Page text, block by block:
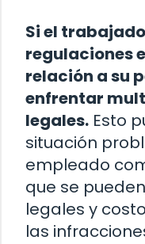
Si el
regulaciones
relación a su
enfrentar
legales. Esto
situación
empleado
que se
legales y
las